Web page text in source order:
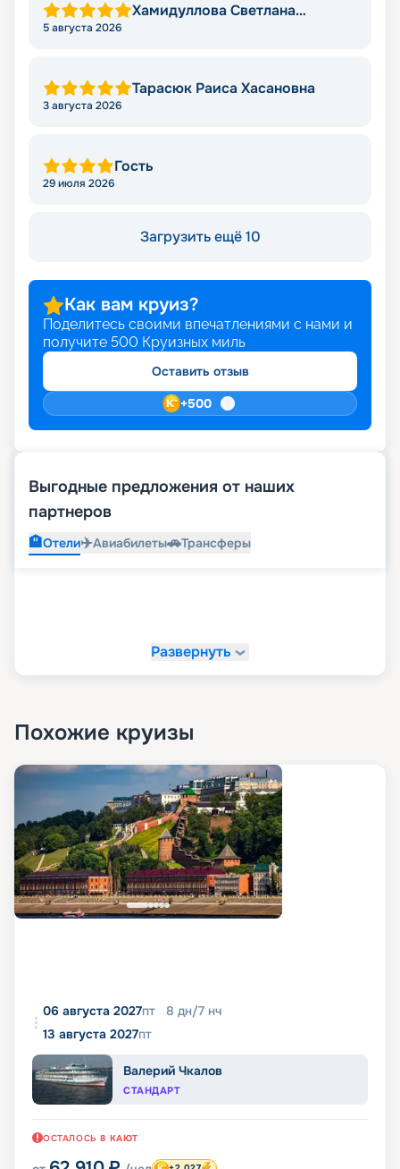
Хамидуллова Светлана
5 августа 2026
Тарасюк Раиса Хасановна
3 августа 2026
Гость
29 июля 2026
Загрузить ещё 10
Как вам круиз?
Поделитесь своими впечатлениями с нами и
получите 500 Круизных миль
Оставить отзыв
+500
Выгодные предложения от наших
партнеров
🏨Отели✈️Авиабилеты🚗Трансферы
Развернуть
Похожие круизы
06 августа 2027пт 8 дн/7 нч
13 августа 2027пт
Валерий Чкалов
СТАНДАРТ
ОСТАЛОСЬ 8 КАЮТ